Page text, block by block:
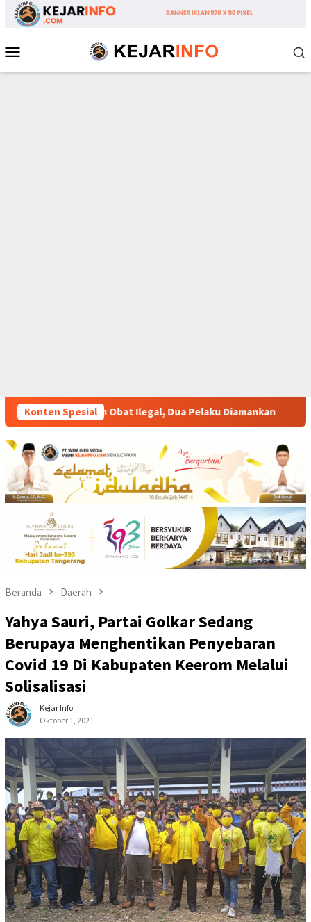
Loncat
Mobile
Konten Spesial
Pelaku Diamankan Perkuat Pelatihan Vokasi
Beranda Daerah
Yahya Sauri, Partai Golkar Sedang
Berupaya Menghentikan Penyebaran
Covid 19 Di Kabupaten Keerom Melalui
Solisalisasi
Kejar Info
Oktober 1, 2021